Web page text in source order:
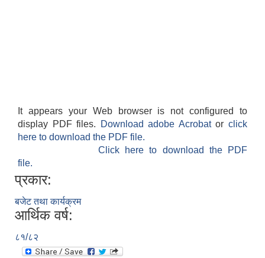
It appears your Web browser is not configured to
display PDF files.
Download adobe Acrobatorclick
here to download the PDF file.
Click here to download the PDF
file.
प्रकार:
बजेट तथा कार्यक्रम
आर्थिक वर्ष:
८१/८२